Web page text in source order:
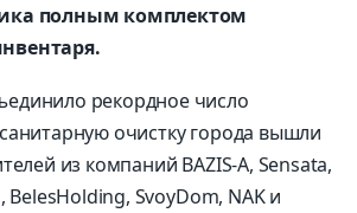
полным комплектом
рекордное число
очистку города вышли
из компаний BAZIS-A, Sensata,
BelesHolding, SvoyDom, NAK и